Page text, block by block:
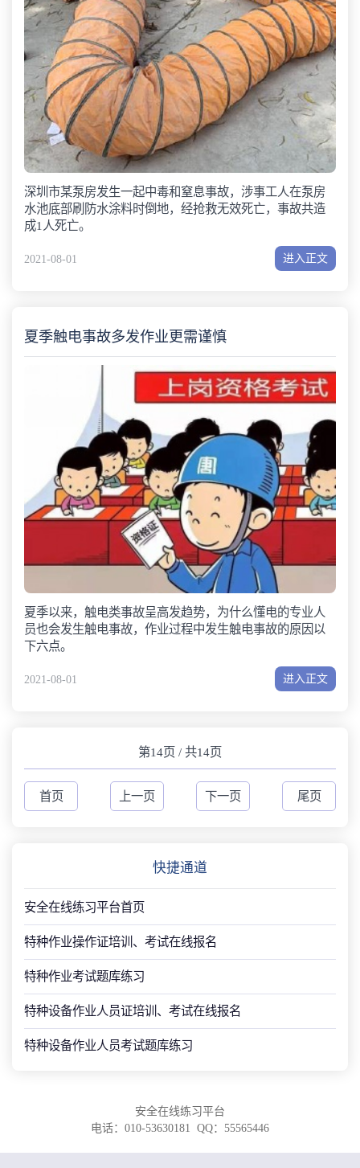
深圳市某泵房发生一起中毒和窒息事故，涉事工人在泵房
水池底部刷防水涂料时倒地，经抢救无效死亡，事故共造
成1人死亡。
2021-08-01 进入正文
夏季触电事故多发作业更需谨慎
夏季以来，触电类事故呈高发趋势，为什么懂电的专业人
员也会发生触电事故，作业过程中发生触电事故的原因以
下六点。
2021-08-01 进入正文
第14页 / 共14页
首页 上一页 下一页 尾页
快捷通道
安全在线练习平台首页
特种作业操作证培训、考试在线报名
特种作业考试题库练习
特种设备作业人员证培训、考试在线报名
特种设备作业人员考试题库练习
安全在线练习平台
电话：010-53630181 QQ：55565446